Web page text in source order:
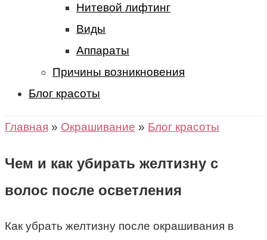
Нитевой лифтинг
Виды
Аппараты
Причины возникновения
Блог красоты
Главная » Окрашивание » Блог красоты
Чем и как убирать желтизну с
волос после осветления
Как убрать желтизну после окрашивания в